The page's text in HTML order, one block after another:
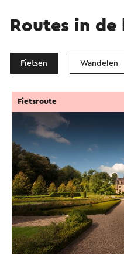
Routes in de
Fietsen Wandelen
Fietsroute